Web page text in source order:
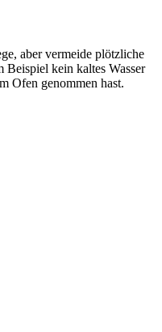
aber vermeide plötzliche
Beispiel kein kaltes Wasser
Ofen genommen hast.